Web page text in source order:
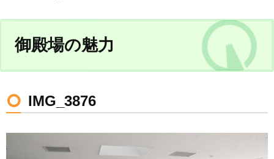
n
御殿場の魅力
IMG_3876